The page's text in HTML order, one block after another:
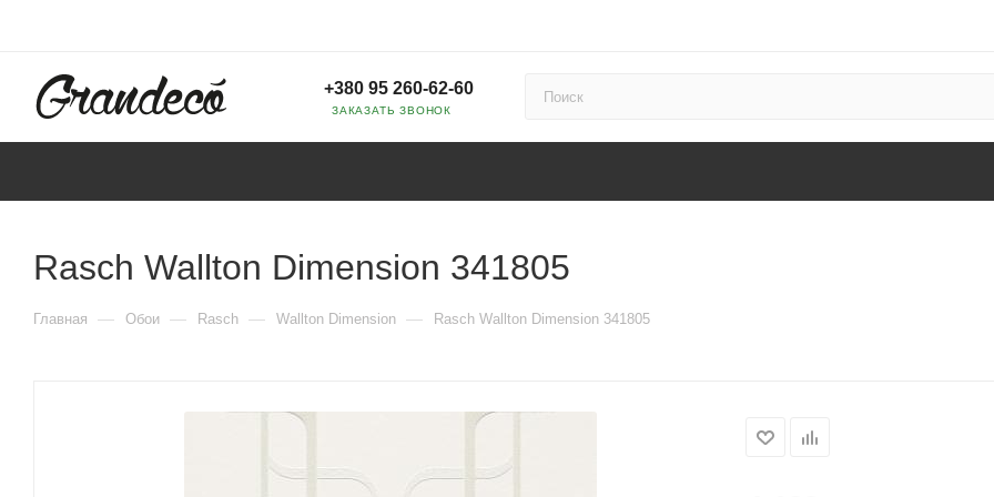
+380 95 260-62-60
ЗАКАЗАТЬ ЗВОНОК
Rasch Wallton Dimension 341805
Главная — Обои — Rasch — Wallton Dimension — Rasch Wallton Dimension 341805